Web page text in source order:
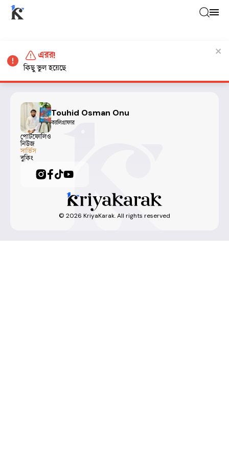
Touhid Osman Onu
ক্যালিগ্রাফার
পোর্টফোলিও
নিউজ
সার্ভিস
বুকিং
© 2026 KriyaKarak. All rights reserved
এরর!
কিছু ভুল হয়েছে